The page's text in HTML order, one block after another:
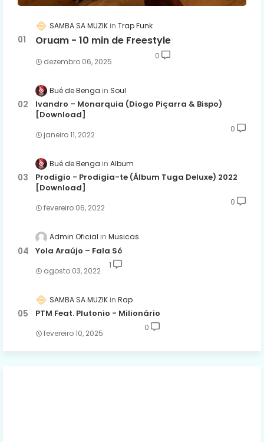
SAMBA SA MUZIK Trap Funk
Oruam - 10 min de Freestyle
dezembro 06, 2025
0
Bué de Benga Soul
Ivandro – Monarquia (Diogo Piçarra & Bispo)
[Download]
janeiro 11, 2022
0
Bué de Benga Album
Prodigio - Prodigia-te (Álbum Tuga Deluxe) 2022
[Download]
fevereiro 06, 2022
0
Admin Oficial Musicas
Yola Araújo – Fala Só
agosto 03, 2022
1
SAMBA SA MUZIK Rap
PTM Feat. Plutonio - Milionário
fevereiro 10, 2025
0